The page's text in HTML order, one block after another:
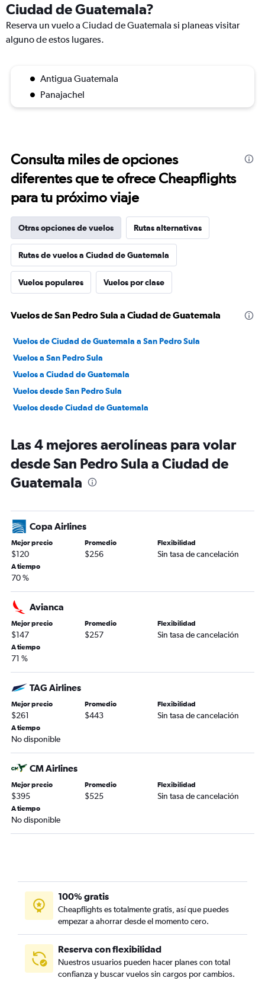
Ciudad de Guatemala?
Reserva un vuelo a Ciudad de Guatemala si planeas visitar
alguno de estos lugares.
Antigua Guatemala
Panajachel
Consulta miles de opciones
diferentes que te ofrece Cheapflights
para tu próximo viaje
Otras opciones de vuelos Rutas alternativas
Rutas de vuelos a Ciudad de Guatemala
Vuelos populares Vuelos por clase
Vuelos de San Pedro Sula a Ciudad de Guatemala
Vuelos de Ciudad de Guatemala a San Pedro Sula
Vuelos a San Pedro Sula
Vuelos a Ciudad de Guatemala
Vuelos desde San Pedro Sula
Vuelos desde Ciudad de Guatemala
Las 4 mejores aerolíneas para volar
desde San Pedro Sula a Ciudad de
Guatemala
Copa Airlines
Mejor precio
$120
Promedio
$256
Flexibilidad
Sin tasa de cancelación
A tiempo
70 %
Avianca
Mejor precio
$147
Promedio
$257
Flexibilidad
Sin tasa de cancelación
A tiempo
71 %
TAG Airlines
Mejor precio
$261
Promedio
$443
Flexibilidad
Sin tasa de cancelación
A tiempo
No disponible
CM Airlines
Mejor precio
$395
Promedio
$525
Flexibilidad
Sin tasa de cancelación
A tiempo
No disponible
100% gratis
Cheapflights es totalmente gratis, así que puedes
empezar a ahorrar desde el momento cero.
Reserva con flexibilidad
Nuestros usuarios pueden hacer planes con total
confianza y buscar vuelos sin cargos por cambios.